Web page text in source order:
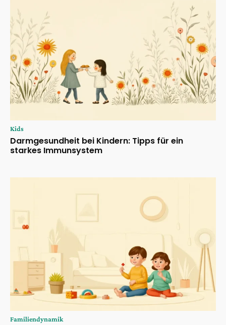
Kids
Darmgesundheit bei Kindern: Tipps für ein
starkes Immunsystem
Familiendynamik